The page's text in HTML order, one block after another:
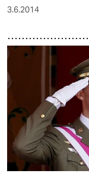
3.6.2014